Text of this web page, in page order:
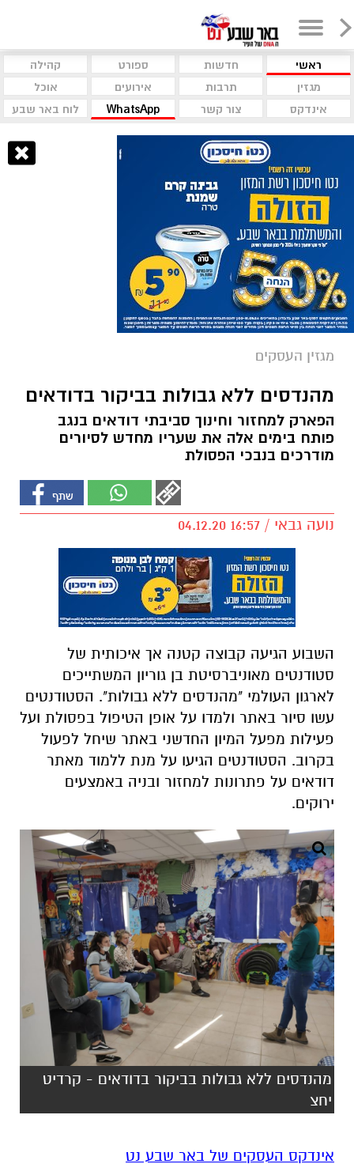
ראשי חדשות ספורט
קהילה
מגזין
תרבות אירועים
אוכל
אינדקס
צור קשר WhatsApp לוח באר שבע
מגזין העסקים
מהנדסים ללא גבולות בביקור בדודאים
הפארק למחזור וחינוך סביבתי דודאים בנגב
פותח בימים אלה את שעריו מחדש לסיורים
מודרכים בנבכי הפסולת
נועה גבאי / 16:57 04.12.20
השבוע הגיעה קבוצה קטנה אך איכותית של
סטודנטים מאוניברסיטת בן גוריון המשתייכים
לארגון העולמי "מהנדסים ללא גבולות". הסטודנטים
עשו סיור באתר ולמדו על אופן הטיפול בפסולת ועל
פעילות מפעל המיון החדשני באתר שיחל לפעול
בקרוב. הסטודנטים הגיעו על מנת ללמוד מאתר
דודאים על פתרונות למחזור ובניה באמצעים
ירוקים.
מהנדסים ללא גבולות בביקור בדודאים - קרדיט
יחצ
אינדקס העסקים של באר שבע נט